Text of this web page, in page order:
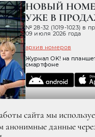
НОВЫЙ
УЖЕ В
№ 28-32 (1019-1023) в
09 июля 2026 года
архив номеров
Журнал OK! на
смартфоне
сайта мы
анонимные данные